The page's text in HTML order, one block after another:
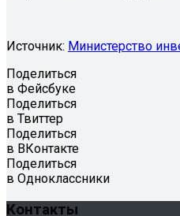
Источник: Министерство
Поделиться
в Фейсбуке
Поделиться
в Твиттер
Поделиться
в ВКонтакте
Поделиться
в Одноклассники
Контакты